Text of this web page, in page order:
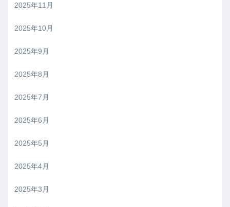
2025年11月
2025年10月
2025年9月
2025年8月
2025年7月
2025年6月
2025年5月
2025年4月
2025年3月